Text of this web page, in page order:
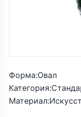
Форма:Овал